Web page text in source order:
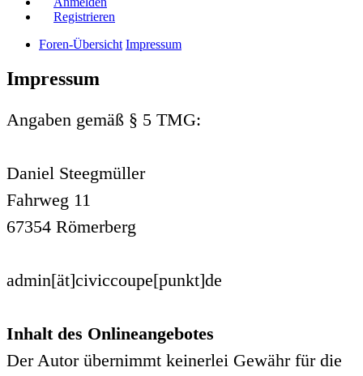
Registrieren
Foren-Übersicht Impressum
Impressum
Angaben gemäß § 5 TMG:
Daniel Steegmüller
Fahrweg 11
67354 Römerberg
admin[ät]civiccoupe[punkt]de
Inhalt des Onlineangebotes
Der Autor übernimmt keinerlei Gewähr für die